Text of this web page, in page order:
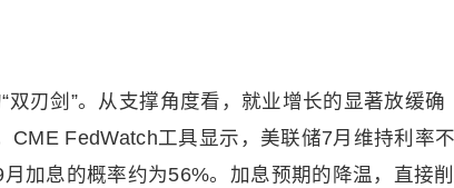
刃剑”。从支撑角度看，就业增长的显著放缓确
FedWatch工具显示，美联储7月维持利率不
加息的概率约为56%。加息预期的降温，直接削